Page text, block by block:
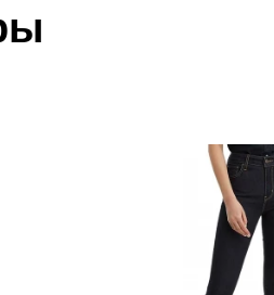
доставки